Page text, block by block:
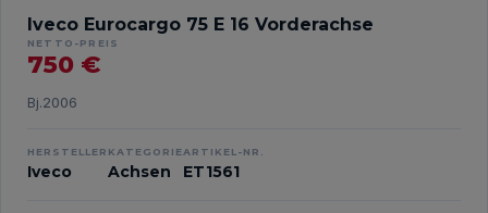
Iveco Eurocargo 75 E 16 Vorderachse
NETTO-PREIS
750 €
Bj.2006
HERSTELLER
Iveco
KATEGORIE
Achsen
ARTIKEL-NR.
ET1561